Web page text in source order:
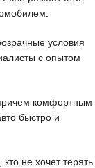
условия
с опытом
комфортным
быстро и
не хочет терять